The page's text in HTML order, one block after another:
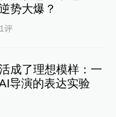
势大爆？
评
成了理想模样：一
导演的表达实验